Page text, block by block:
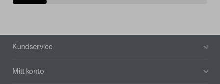
Sidfot
Kundservice
Mitt konto